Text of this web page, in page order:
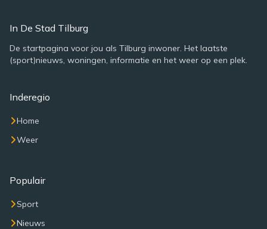
In De Stad Tilburg
De startpagina voor jou als Tilburg inwoner. Het laatste
(sport)nieuws, woningen, informatie en het weer op een plek.
Inderegio
Home
Weer
Populair
Sport
Nieuws